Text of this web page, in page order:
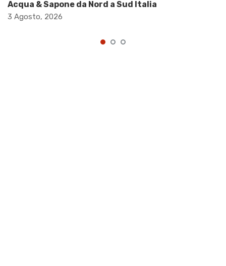
Acqua & Sapone da Nord a Sud Italia
3 Agosto, 2026